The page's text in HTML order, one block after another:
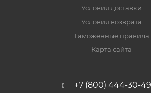
Условия доставки
Условия возврата
Таможенные правила
Карта сайта
+7 (800) 444-30-49